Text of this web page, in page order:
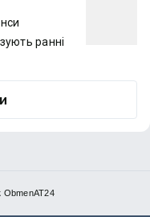
ранні
ObmenAT24